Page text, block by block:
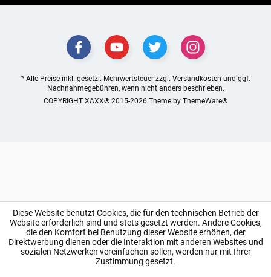
* Alle Preise inkl. gesetzl. Mehrwertsteuer zzgl. Versandkosten und ggf.
Nachnahmegebühren, wenn nicht anders beschrieben.
COPYRIGHT XAXX® 2015-2026 Theme by ThemeWare®
Diese Website benutzt Cookies, die für den technischen Betrieb der
Website erforderlich sind und stets gesetzt werden. Andere Cookies,
die den Komfort bei Benutzung dieser Website erhöhen, der
Direktwerbung dienen oder die Interaktion mit anderen Websites und
sozialen Netzwerken vereinfachen sollen, werden nur mit Ihrer
Zustimmung gesetzt.